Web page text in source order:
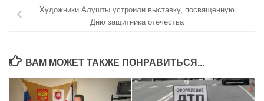
Художники Алушты устроили выставку, посвященную
Дню защитника отечества
ВАМ МОЖЕТ ТАКЖЕ ПОНРАВИТЬСЯ...